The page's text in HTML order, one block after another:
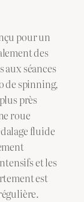
pour un
des
aux séances
de spinning,
près
roue
fluide
et les
est